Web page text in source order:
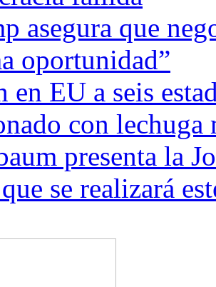
asegura que
oportunidad”
en EU a seis
con lechuga
presenta la
se realizará